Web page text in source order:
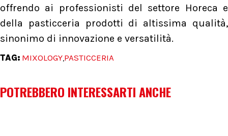
offrendo ai professionisti del settore Horeca e
della pasticceria prodotti di altissima qualità,
sinonimo di innovazione e versatilità.
TAG: MIXOLOGY,PASTICCERIA
POTREBBERO INTERESSARTI ANCHE